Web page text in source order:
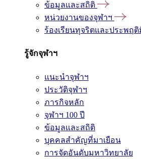
ข้อมูลและสถิติ
หน่วยงานของจุฬาฯ
ร้องเรียนทุจริตและประพฤ
รู้จักจุฬาฯ
แนะนำจุฬาฯ
ประวัติจุฬาฯ
ภารกิจหลัก
จุฬาฯ 100 ปี
ข้อมูลและสถิติ
บุคคลสำคัญที่มาเยือน
การจัดอันดับมหาวิทยาลัย